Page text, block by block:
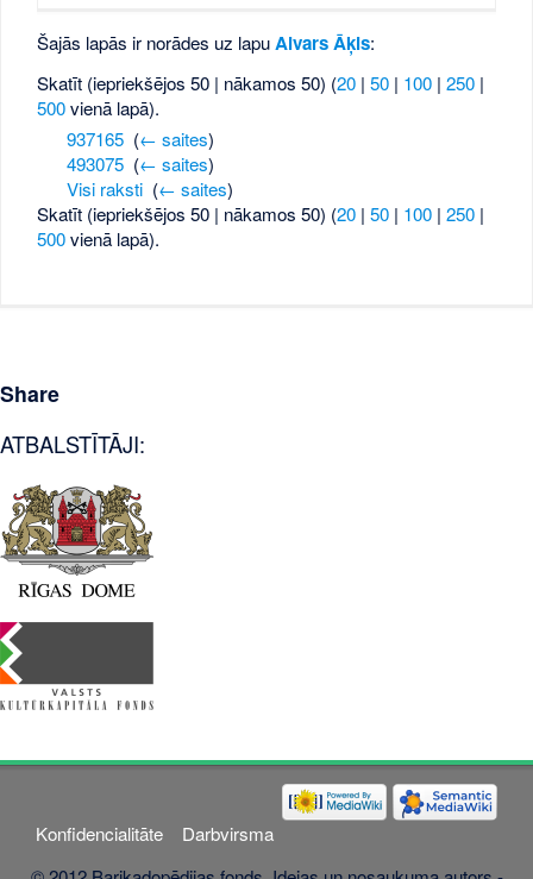
Šajās lapās ir norādes uz lapu Aivars Āķis:
Skatīt (iepriekšējos 50 | nākamos 50) (20 |50 | 100 |250 |
500vienā lapā).
937165‎ (← saites)
493075‎ (← saites)
Visi raksti‎ (← saites)
Skatīt (iepriekšējos 50 | nākamos 50) (20 |50 | 100 |250 |
500vienā lapā).
Share
ATBALSTĪTĀJI:
Konfidencialitāte
Darbvirsma